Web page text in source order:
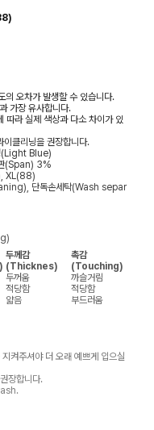
오차가 발생할 수 있습니다.
가장 유사합니다.
따라 실제 색상과 다소 차이가 있
클리닝을 권장합니다.
(Light Blue)
(Span) 3%
XL(88)
단독손세탁(Wash separ
두께감
(Thicknes)
촉감
(Touching)
두꺼움
까슬거림
적당함
적당함
얇음
부드러움
켜주셔야 더 오래 예쁘게 입으실
장합니다.